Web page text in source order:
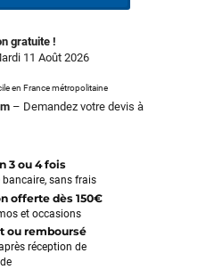
gratuite !
11 Août 2026
en France métropolitaine
– Demandez votre devis à
3 ou 4 fois
bancaire, sans frais
offerte dès 150€
et occasions
ou remboursé
réception de